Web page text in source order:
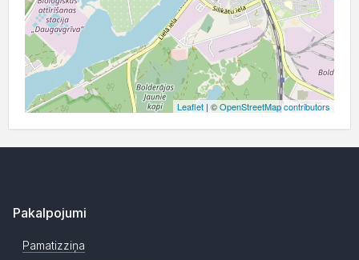
Leaflet | ©OpenStreetMap contributors
Pakalpojumi
Pamatizziņa